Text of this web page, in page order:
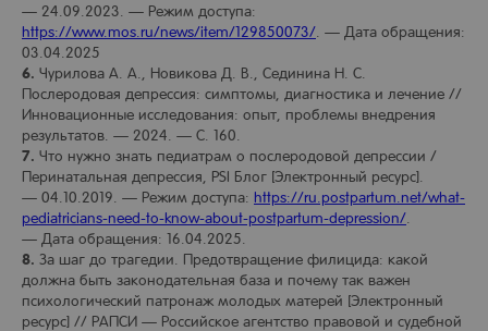
— 24.09.2023. — Режим доступа:
https://www.mos.ru/news/item/129850073/ . — Дата обращения:
03.04.2025
6. Чурилова А. А., Новикова Д. В., Сединина Н. С.
Послеродовая депрессия: симптомы, диагностика и лечение //
Инновационные исследования: опыт, проблемы внедрения
результатов. — 2024. — С. 160.
7. Что нужно знать педиатрам о послеродовой депрессии /
Перинатальная депрессия, PSI Блог [Электронный ресурс].
— 04.10.2019. — Режим доступа: https://ru.postpartum.net/what-
pediatricians-need-to-know-about-postpartum-depression/
— Дата обращения: 16.04.2025.
8. За шаг до трагедии. Предотвращение филицида: какой
должна быть законодательная база и почему так важен
психологический патронаж молодых матерей [Электронный
ресурс] // РАПСИ — Российское агентство правовой и судебной